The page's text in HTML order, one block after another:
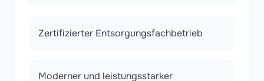
Zertifizierter Entsorgungsfachbetrieb
Moderner und leistungsstarker